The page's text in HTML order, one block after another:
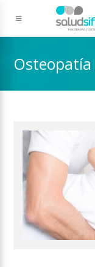
Osteopatía